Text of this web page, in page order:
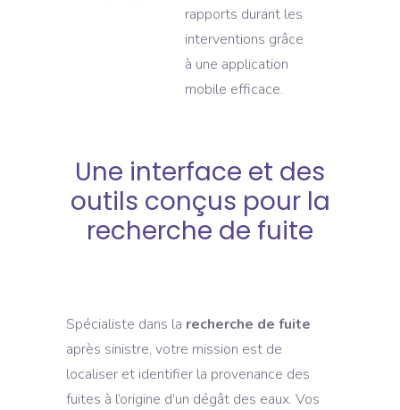
rapports durant les
interventions grâce
à une application
mobile efficace.
Une interface et des
outils conçus pour la
recherche de fuite
Spécialiste dans la recherche de fuite
après sinistre, votre mission est de
localiser et identifier la provenance des
fuites à l’origine d’un dégât des eaux. Vos